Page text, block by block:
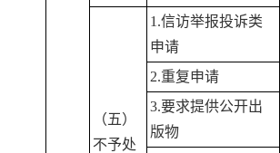
（五）
不予处
1.信访举报投诉类
申请
2.重复申请
3.要求提供公开出
版物